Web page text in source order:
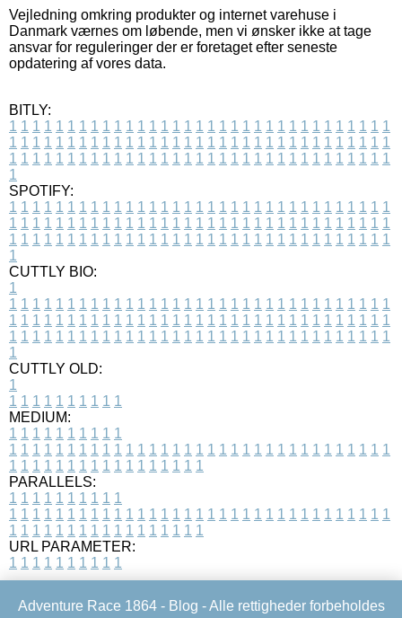
Vejledning omkring produkter og internet varehuse i
Danmark værnes om løbende, men vi ønsker ikke at tage
ansvar for reguleringer der er foretaget efter seneste
opdatering af vores data.
BITLY:
1 1 1 1 1 1 1 1 1 1 1 1 1 1 1 1 1 1 1 1 1 1 1 1 1 1 1 1 1 1 1 1 1
1 1 1 1 1 1 1 1 1 1 1 1 1 1 1 1 1 1 1 1 1 1 1 1 1 1 1 1 1 1 1 1 1
1 1 1 1 1 1 1 1 1 1 1 1 1 1 1 1 1 1 1 1 1 1 1 1 1 1 1 1 1 1 1 1 1
1
SPOTIFY:
1 1 1 1 1 1 1 1 1 1 1 1 1 1 1 1 1 1 1 1 1 1 1 1 1 1 1 1 1 1 1 1 1
1 1 1 1 1 1 1 1 1 1 1 1 1 1 1 1 1 1 1 1 1 1 1 1 1 1 1 1 1 1 1 1 1
1 1 1 1 1 1 1 1 1 1 1 1 1 1 1 1 1 1 1 1 1 1 1 1 1 1 1 1 1 1 1 1 1
1
CUTTLY BIO:
1
1 1 1 1 1 1 1 1 1 1 1 1 1 1 1 1 1 1 1 1 1 1 1 1 1 1 1 1 1 1 1 1 1
1 1 1 1 1 1 1 1 1 1 1 1 1 1 1 1 1 1 1 1 1 1 1 1 1 1 1 1 1 1 1 1 1
1 1 1 1 1 1 1 1 1 1 1 1 1 1 1 1 1 1 1 1 1 1 1 1 1 1 1 1 1 1 1 1 1
1
CUTTLY OLD:
1
1 1 1 1 1 1 1 1 1 1
MEDIUM:
1 1 1 1 1 1 1 1 1 1
1 1 1 1 1 1 1 1 1 1 1 1 1 1 1 1 1 1 1 1 1 1 1 1 1 1 1 1 1 1 1 1 1
1 1 1 1 1 1 1 1 1 1 1 1 1 1 1 1 1
PARALLELS:
1 1 1 1 1 1 1 1 1 1
1 1 1 1 1 1 1 1 1 1 1 1 1 1 1 1 1 1 1 1 1 1 1 1 1 1 1 1 1 1 1 1 1
1 1 1 1 1 1 1 1 1 1 1 1 1 1 1 1 1
URL PARAMETER:
1 1 1 1 1 1 1 1 1 1
Adventure Race 1864 - Blog - Alle rettigheder forbeholdes